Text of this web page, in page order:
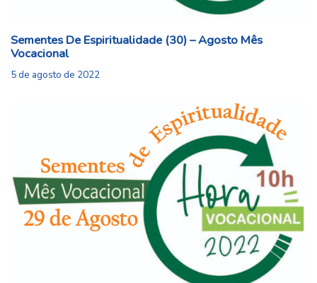
Sementes De Espiritualidade (30) – Agosto Mês
Vocacional
5 de agosto de 2022